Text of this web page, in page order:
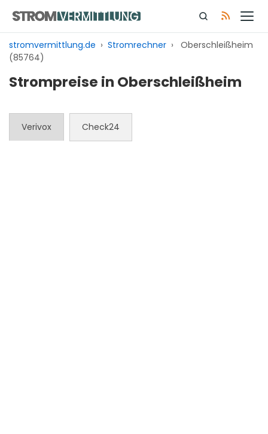
Inhalt
springen
stromvermittlung.de › Stromrechner › Oberschleißheim
(85764)
Strompreise in Oberschleißheim
Verivox Check24